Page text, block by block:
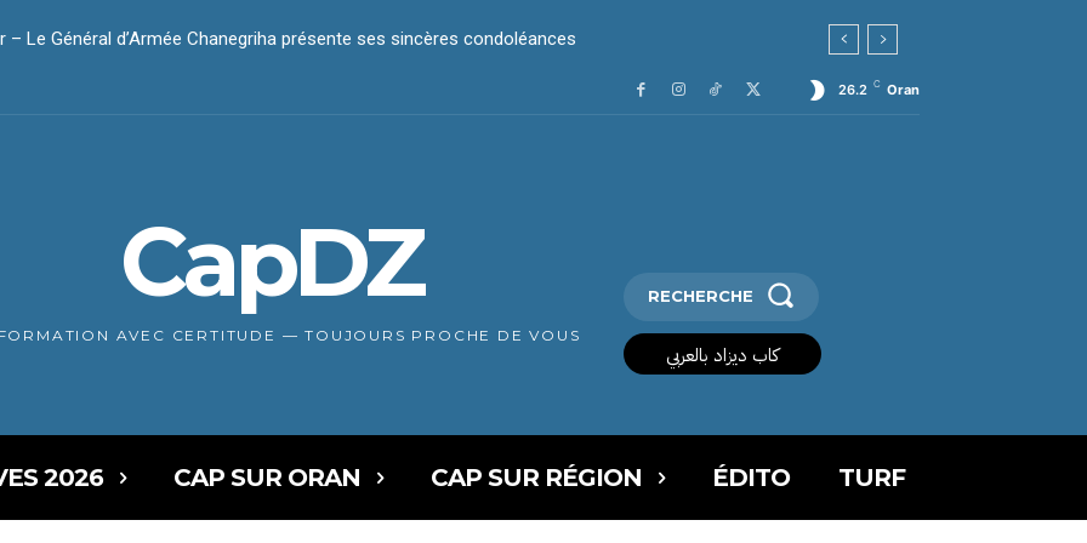
Le Général d’Armée Chanegriha présente ses sincères condoléances
– Le président Tebboune présente ses condoléances
26.2 C Oran
CapDZ
AVEC CERTITUDE — TOUJOURS PROCHE DE VOUS
RECHERCHE
كاب ديزاد بالعربي
2026 CAP SUR ORAN CAP SUR RÉGION ÉDITO TURF